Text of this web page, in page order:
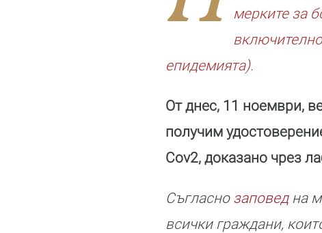
мерките за
епидемията).
От днес, 11 ноември,
получим
Cov2, доказано чрез
Съгласно заповедна
всички граждани,